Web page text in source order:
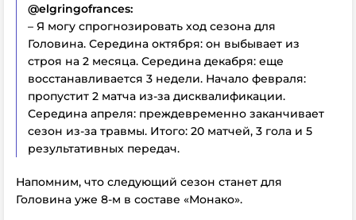
@elgringofrances:
– Я могу спрогнозировать ход сезона для
Головина. Середина октября: он выбывает из
строя на 2 месяца. Середина декабря: еще
восстанавливается 3 недели. Начало февраля:
пропустит 2 матча из-за дисквалификации.
Середина апреля: преждевременно заканчивает
сезон из-за травмы. Итого: 20 матчей, 3 гола и 5
результативных передач.
Напомним, что следующий сезон станет для
Головина уже 8-м в составе «Монако».